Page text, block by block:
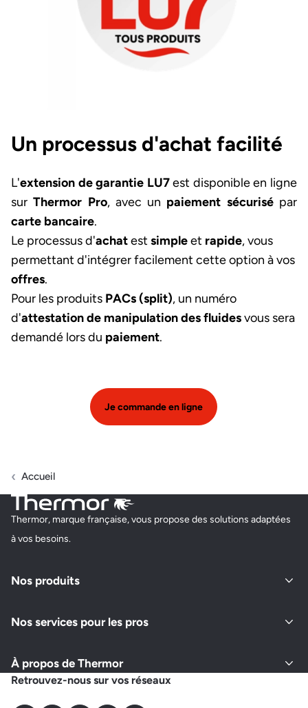
Un processus d'achat facilité
L'extension de garantie LU7est disponible en ligne
surThermor Pro, avec un paiement sécurisépar
carte bancaire.
Le processus d'achatest simpleet rapide, vous
permettant d'intégrer facilement cette option à vos
offres.
Pour les produits PACs (split), un numéro
d'attestation de manipulation des fluidesvous sera
demandé lors du paiement.
Je commande en ligne
Accueil
Thermor, marque française, vous propose des solutions adaptées
à vos besoins.
Nos produits
Nos services pour les pros
À propos de Thermor
Retrouvez-nous sur vos réseaux